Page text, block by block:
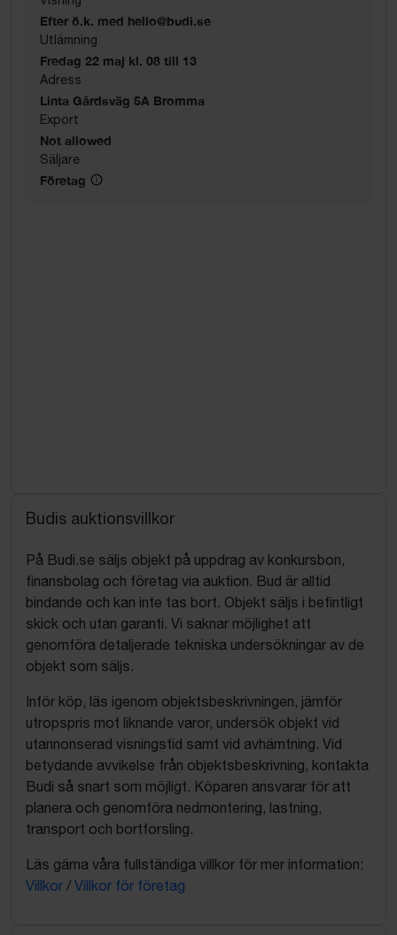
Efter ö.k. med hello@budi.se
Utlämning
Fredag 22 maj kl. 08 till 13
Adress
Linta Gårdsväg 5A Bromma
Export
Not allowed
Säljare
Företag
Budis auktionsvillkor
På Budi.se säljs objekt på uppdrag av konkursbon,
finansbolag och företag via auktion. Bud är alltid
bindande och kan inte tas bort. Objekt säljs i befintligt
skick och utan garanti. Vi saknar möjlighet att
genomföra detaljerade tekniska undersökningar av de
objekt som säljs.
Inför köp, läs igenom objektsbeskrivningen, jämför
utropspris mot liknande varor, undersök objekt vid
utannonserad visningstid samt vid avhämtning. Vid
betydande avvikelse från objektsbeskrivning, kontakta
Budi så snart som möjligt. Köparen ansvarar för att
planera och genomföra nedmontering, lastning,
transport och bortforsling.
Läs gärna våra fullständiga villkor för mer information:
Villkor / Villkor för företag